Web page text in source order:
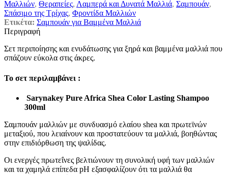
Μαλλιών, Θεραπείες, Λαμπερά και Δυνατά Μαλλιά, Σαμπουάν,
Σπάσιμο της Τρίχας, Φροντίδα Μαλλιών
Ετικέτα: Σαμπουάν για Βαμμένα Μαλλιά
Περιγραφή
Σετ περιποίησης και ενυδάτωσης για ξηρά και βαμμένα μαλλιά που
σπάζουν εύκολα στις άκρες.
Το σετ περιλαμβάνει :
Sarynakey Pure Africa Shea Color Lasting Shampoo
300ml
Σαμπουάν μαλλιών με συνδυασμό ελαίου shea και πρωτεϊνών
μεταξιού, που λειαίνουν και προστατεύουν τα μαλλιά, βοηθώντας
στην επιδιόρθωση της ψαλίδας.
Οι ενεργές πρωτεΐνες βελτιώνουν τη συνολική υφή των μαλλιών
και τα χαμηλά επίπεδα pH εξασφαλίζουν ότι τα μαλλιά θα